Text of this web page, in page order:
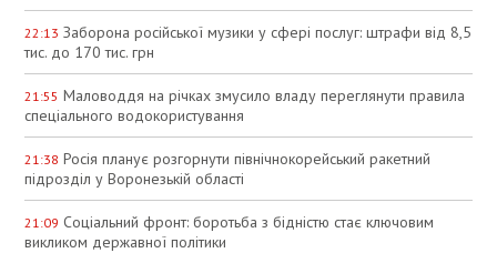
22:13 Заборона російської музики у сфері послуг: штрафи від 8,5
тис. до 170 тис. грн
21:55 Маловоддя на річках змусило владу переглянути правила
спеціального водокористування
21:38 Росія планує розгорнути північнокорейський ракетний
підрозділ у Воронезькій області
21:09 Соціальний фронт: боротьба з бідністю стає ключовим
викликом державної політики